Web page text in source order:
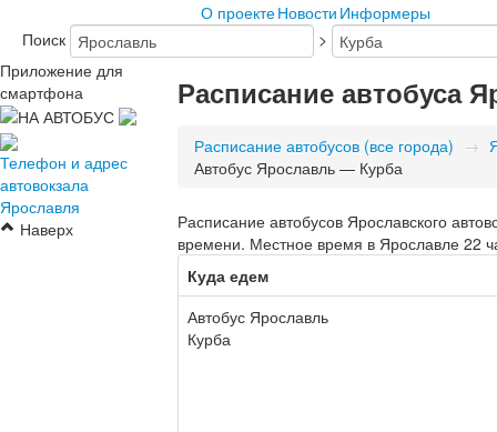
О проектеНовости Информеры
Поиск
>
Приложение для
смартфона
Телефон и адрес
автовокзала
Ярославля
Наверх
Расписание автобуса
Расписание автобусов (все города) →
Автобус Ярославль — Курба
Расписание автобусов Ярославского
времени. Местное время в Ярославле 22
Куда едем
Автобус Ярославль
Курба